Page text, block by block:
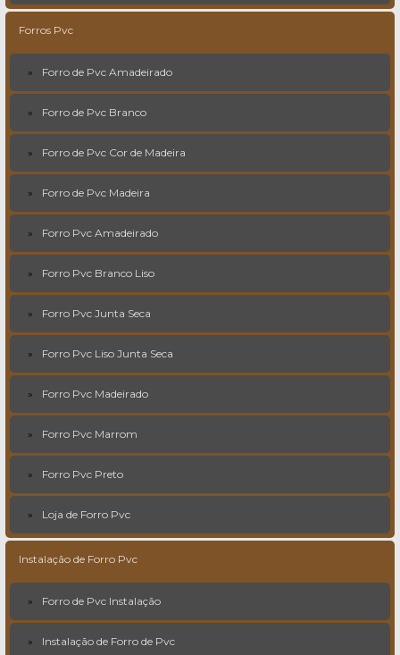
Forros Pvc
Forro de Pvc Amadeirado
Forro de Pvc Branco
Forro de Pvc Cor de Madeira
Forro de Pvc Madeira
Forro Pvc Amadeirado
Forro Pvc Branco Liso
Forro Pvc Junta Seca
Forro Pvc Liso Junta Seca
Forro Pvc Madeirado
Forro Pvc Marrom
Forro Pvc Preto
Loja de Forro Pvc
Instalação de Forro Pvc
Forro de Pvc Instalação
Instalação de Forro de Pvc